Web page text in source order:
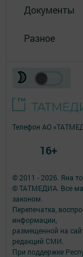
Документы
Разное
© 2011 - 2026. Яна
© ТАТМЕДИА. Все
законом.
Перепечатка,
информации,
размещенной на
редакций СМИ.
При поддержке
Телефон АО
16+